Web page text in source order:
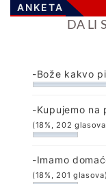
ANKETA
DA LI
-Bože kakvo
-Kupujemo na
(18%, 202
-Imamo
(18%, 201 glasova)